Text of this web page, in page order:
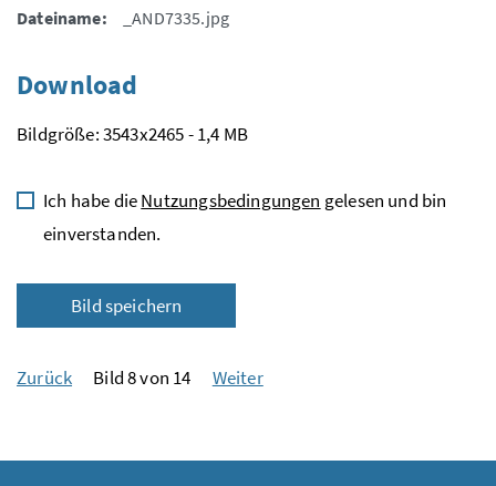
Dateiname:
_AND7335.jpg
Download
Bildgröße: 3543x2465 - 1,4 MB
Ich habe dieNutzungsbedingungen gelesen und bin
einverstanden.
Bild speichern
Zurück Bild 8 von 14 Weiter